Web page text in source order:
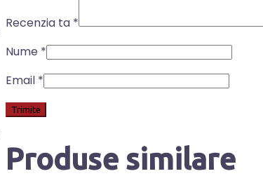
Recenzia ta *
Nume *
Email *
Produse similare